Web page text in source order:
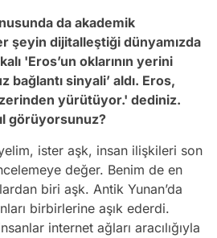
da akademik
şeyin dijitalleştiği dünyamızda
'Eros’un oklarının yerini
bağlantı sinyali’ aldı. Eros,
yürütüyor.' dediniz.
görüyorsunuz?
ister aşk, insan ilişkileri son
değer. Benim de en
biri aşk. Antik Yunan’da
birbirlerine aşık ederdi.
internet ağları aracılığıyla